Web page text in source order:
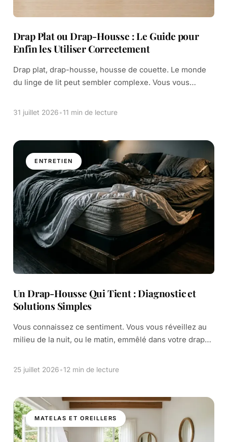
Drap Plat ou Drap-Housse : Le Guide pour
Enfin les Utiliser Correctement
Drap plat, drap-housse, housse de couette. Le monde
du linge de lit peut sembler complexe. Vous vous
Sont-ils tous nécessaires ? L’un remplace-t-il […]
31 juillet 2026•11 min de lecture
ENTRETIEN
Un Drap-Housse Qui Tient : Diagnostic et
Solutions Simples
Vous connaissez ce sentiment. Vous vous réveillez au
milieu de la nuit, ou le matin, emmêlé dans votre drap-
[…]
25 juillet 2026•12 min de lecture
MATELAS ET OREILLERS